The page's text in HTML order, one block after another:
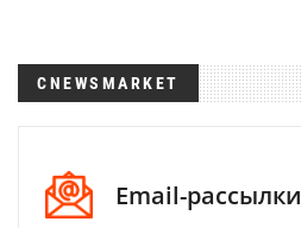
CNEWSMARKET
Email-рассылки